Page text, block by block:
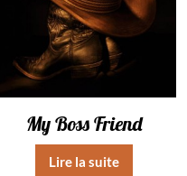
My Boss Friend
Lire la suite